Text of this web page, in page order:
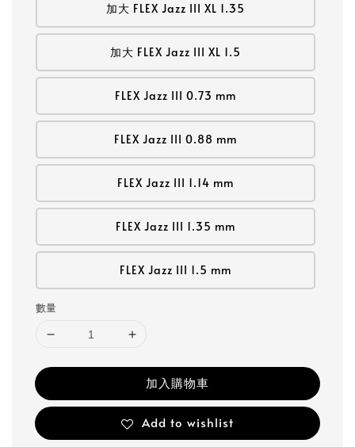
加大 FLEX Jazz III XL 1.35
加大 FLEX Jazz III XL 1.5
FLEX Jazz III 0.73 mm
FLEX Jazz III 0.88 mm
FLEX Jazz III 1.14 mm
FLEX Jazz III 1.35 mm
FLEX Jazz III 1.5 mm
數量
加入購物車
Add to wishlist